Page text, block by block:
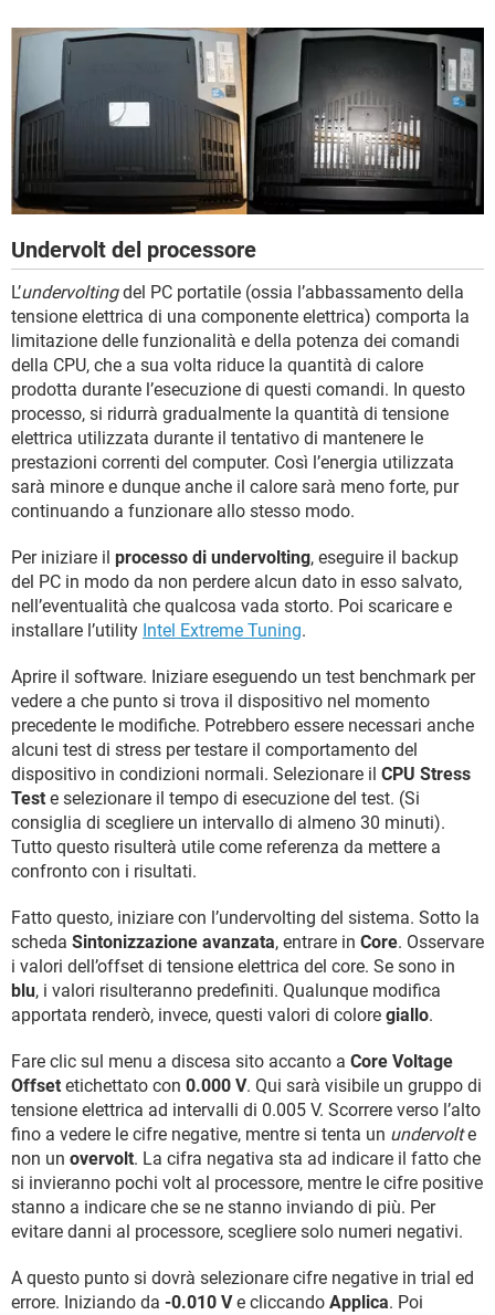
Undervolt del processore
L’undervoltingdel PC portatile (ossia l’abbassamento della
tensione elettrica di una componente elettrica) comporta la
limitazione delle funzionalità e della potenza dei comandi
della CPU, che a sua volta riduce la quantità di calore
prodotta durante l’esecuzione di questi comandi. In questo
processo, si ridurrà gradualmente la quantità di tensione
elettrica utilizzata durante il tentativo di mantenere le
prestazioni correnti del computer. Così l’energia utilizzata
sarà minore e dunque anche il calore sarà meno forte, pur
continuando a funzionare allo stesso modo.
Per iniziare il processo di undervolting, eseguire il backup
del PC in modo da non perdere alcun dato in esso salvato,
nell’eventualità che qualcosa vada storto. Poi scaricare e
installare l’utility Intel Extreme Tuning.
Aprire il software. Iniziare eseguendo un test benchmark per
vedere a che punto si trova il dispositivo nel momento
precedente le modifiche. Potrebbero essere necessari anche
alcuni test di stress per testare il comportamento del
dispositivo in condizioni normali. Selezionare il CPU Stress
Test e selezionare il tempo di esecuzione del test. (Si
consiglia di scegliere un intervallo di almeno 30 minuti).
Tutto questo risulterà utile come referenza da mettere a
confronto con i risultati.
Fatto questo, iniziare con l’undervolting del sistema. Sotto la
scheda Sintonizzazione avanzata, entrare in Core. Osservare
i valori dell’offset di tensione elettrica del core. Se sono in
blu, i valori risulteranno predefiniti. Qualunque modifica
apportata renderò, invece, questi valori di colore giallo.
Fare clic sul menu a discesa sito accanto a Core Voltage
Offset etichettato con 0.000 V. Qui sarà visibile un gruppo di
tensione elettrica ad intervalli di 0.005 V. Scorrere verso l’alto
fino a vedere le cifre negative, mentre si tenta un undervolte
non un overvolt. La cifra negativa sta ad indicare il fatto che
si invieranno pochi volt al processore, mentre le cifre positive
stanno a indicare che se ne stanno inviando di più. Per
evitare danni al processore, scegliere solo numeri negativi.
A questo punto si dovrà selezionare cifre negative in trial ed
errore. Iniziando da -0.010 Ve cliccando Applica. Poi